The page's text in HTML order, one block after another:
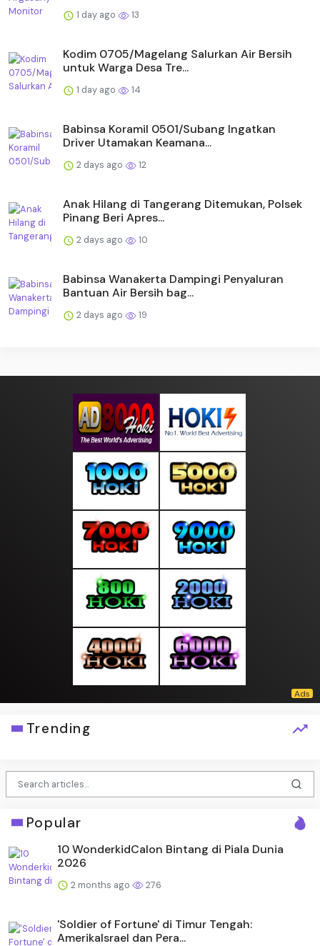
1 day ago 13
Kodim 0705/Magelang Salurkan Air Bersih
untuk Warga Desa Tre...
1 day ago 14
Babinsa Koramil 0501/Subang Ingatkan
Driver Utamakan Keamana...
2 days ago 12
Anak Hilang di Tangerang Ditemukan, Polsek
Pinang Beri Apres...
2 days ago 10
Babinsa Wanakerta Dampingi Penyaluran
Bantuan Air Bersih bag...
2 days ago 19
Trending
Popular
10 WonderkidCalon Bintang di Piala Dunia
2026
2 months ago 276
'Soldier of Fortune' di Timur Tengah:
AmerikaIsrael dan Pera...